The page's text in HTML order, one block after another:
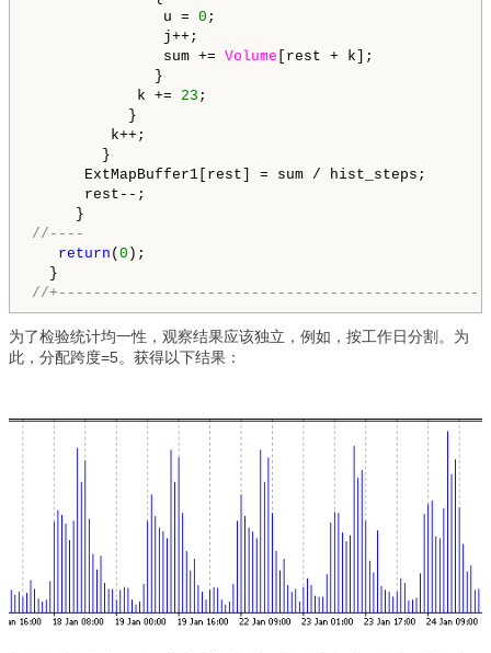
u = 0 ;
j++;
sum += Volume [rest + k];
}
k += 23 ;
}
k++;
}
ExtMapBuffer1[rest] = sum / hist_steps;
rest--;
//----
return (0 );
//
为了检验统计均一性，观察结果应该独立，例如，按工作日分割。为
此，分配跨度=5。获得以下结果：